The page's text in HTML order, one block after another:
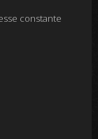
constante